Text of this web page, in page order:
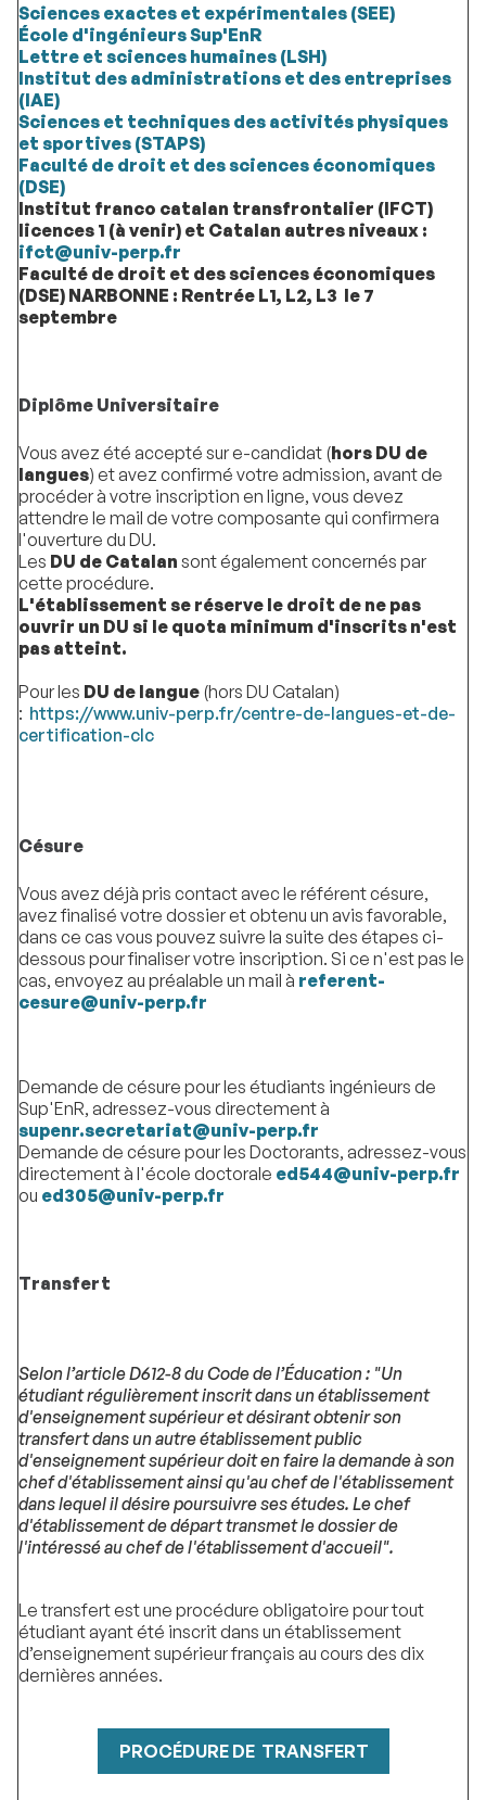
Sciences exactes et expérimentales (SEE)
École d'ingénieurs Sup'EnR
Lettre et sciences humaines (LSH)
Institut des administrations et des entreprises
(IAE)
Sciences et techniques des activités physiques
et sportives (STAPS)
Faculté de droit et des sciences économiques
(DSE)
Institut franco catalan transfrontalier (IFCT)
licences 1 (à venir) et Catalan autres niveaux :
ifct@univ-perp.fr
Faculté de droit et des sciences économiques
(DSE) NARBONNE : Rentrée L1, L2, L3 le 7
septembre
Diplôme Universitaire
Vous avez été accepté sur e-candidat (hors DU de
langues) et avez confirmé votre admission, avant de
procéder à votre inscription en ligne, vous devez
attendre le mail de votre composante qui confirmera
l'ouverture du DU.
Les DU de Catalan sont également concernés par
cette procédure.
L'établissement se réserve le droit de ne pas
ouvrir un DU si le quota minimum d'inscrits n'est
pas atteint.
Pour les DU de langue (hors DU Catalan)
: https://www.univ-perp.fr/centre-de-langues-et-de-
certification-clc
Césure
Vous avez déjà pris contact avec le référent césure,
avez finalisé votre dossier et obtenu un avis favorable,
dans ce cas vous pouvez suivre la suite des étapes ci-
dessous pour finaliser votre inscription. Si ce n'est pas le
cas, envoyez au préalable un mail à referent-
cesure@univ-perp.fr
Demande de césure pour les étudiants ingénieurs de
Sup'EnR, adressez-vous directement à
supenr.secretariat@univ-perp.fr
Demande de césure pour les Doctorants, adressez-vous
directement à l'école doctorale ed544@univ-perp.fr
ou ed305@univ-perp.fr
Transfert
Selon l’article D612-8 du Code de l’Éducation : "Un
étudiant régulièrement inscrit dans un établissement
d'enseignement supérieur et désirant obtenir son
transfert dans un autre établissement public
d'enseignement supérieur doit en faire la demande à son
chef d'établissement ainsi qu'au chef de l'établissement
dans lequel il désire poursuivre ses études. Le chef
d'établissement de départ transmet le dossier de
l'intéressé au chef de l'établissement d'accueil".
Le transfert est une procédure obligatoire pour tout
étudiant ayant été inscrit dans un établissement
d’enseignement supérieur français au cours des dix
dernières années.
PROCÉDURE DE TRANSFERT